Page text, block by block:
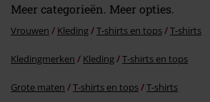
Meer categorieën. Meer opties.
Vrouwen Kleding T-shirts en tops T-shirts
Kledingmerken Kleding T-shirts en tops
Grote maten T-shirts en tops T-shirts